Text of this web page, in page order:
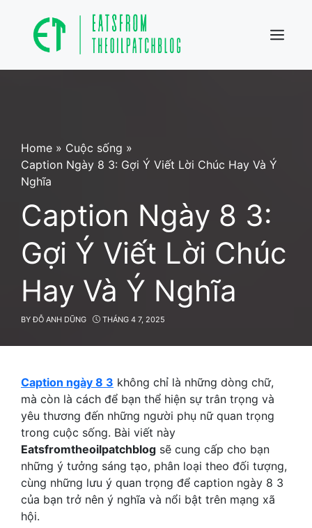
content
Menu
Home » Cuộc sống »
Caption Ngày 8 3: Gợi Ý Viết Lời Chúc Hay Và Ý
Nghĩa
Caption Ngày 8 3:
Gợi Ý Viết Lời Chúc
Hay Và Ý Nghĩa
BYĐỖ ANH DŨNG THÁNG 4 7, 2025
Caption ngày 8 3 không chỉ là những dòng chữ,
mà còn là cách để bạn thể hiện sự trân trọng và
yêu thương đến những người phụ nữ quan trọng
trong cuộc sống. Bài viết này
Eatsfromtheoilpatchblog sẽ cung cấp cho bạn
những ý tưởng sáng tạo, phân loại theo đối tượng,
cùng những lưu ý quan trọng để caption ngày 8 3
của bạn trở nên ý nghĩa và nổi bật trên mạng xã
hội.